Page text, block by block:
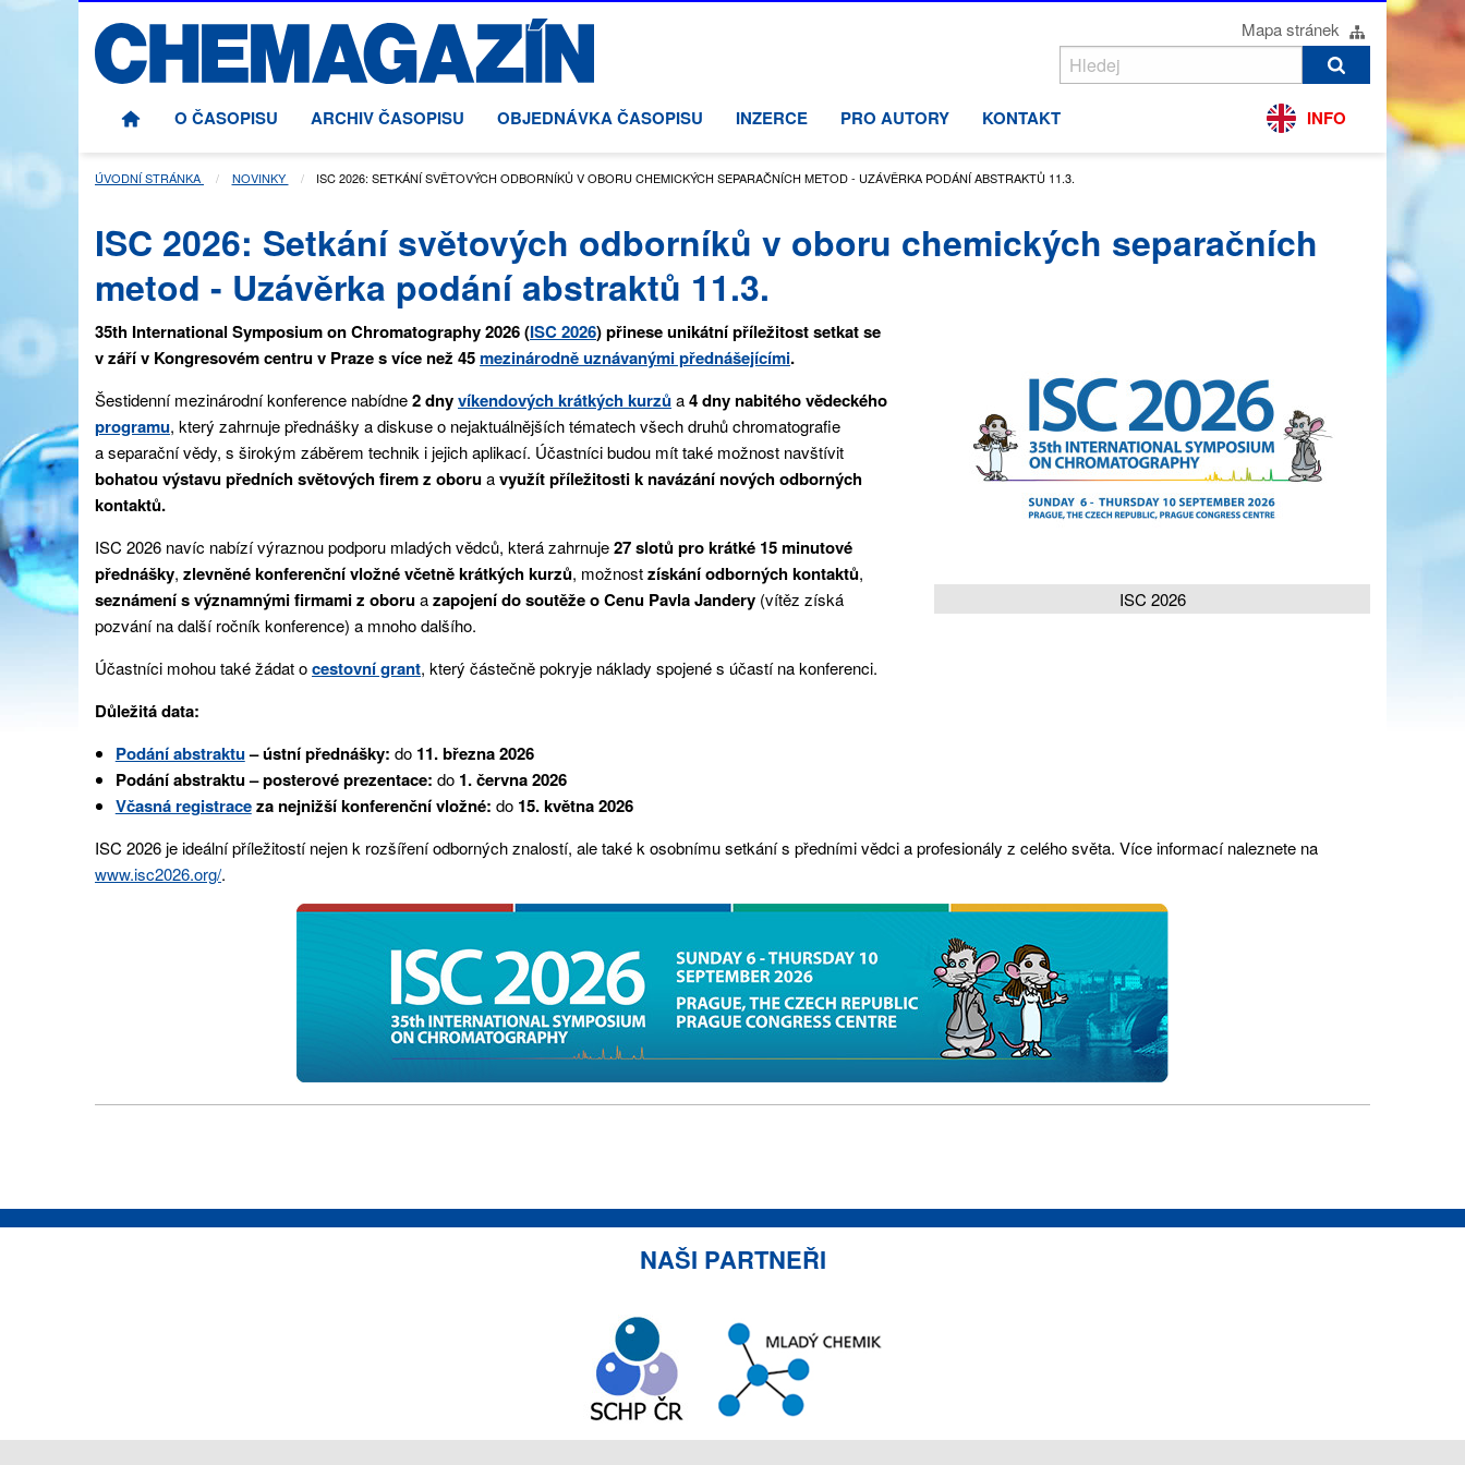
Mapa stránek
O ČASOPISU ARCHIV ČASOPISU OBJEDNÁVKA ČASOPISU INZERCE PRO AUTORY KONTAKT INFO
ÚVODNÍ STRÁNKA NOVINKY AKTUÁLNÍ STRÁNKA:
ISC 2026: SETKÁNÍ SVĚTOVÝCH ODBORNÍKŮ V OBORU CHEMICKÝCH SEPARAČNÍCH METOD - UZÁVĚRKA PODÁNÍ ABSTRAKTŮ 11.3.
ISC 2026: Setkání světových odborníků v oboru chemických separačních
metod - Uzávěrka podání abstraktů 11.3.
ISC 2026
35th International Symposium on Chromatography 2026 (ISC 2026) přinese unikátní příležitost setkat se
v září v Kongresovém centru v Praze s více než 45mezinárodně uznávanými přednášejícími.
Šestidenní mezinárodní konference nabídne2 dnyvíkendových krátkých kurzůa4 dny nabitého vědeckého
programu, který zahrnuje přednášky a diskuse o nejaktuálnějších tématech všech druhů chromatografie
a separační vědy, s širokým záběrem technik i jejich aplikací. Účastníci budou mít také možnost navštívit
bohatou výstavu předních světových firem z oboruavyužít příležitosti k navázání nových odborných
kontaktů.
ISC 2026 navíc nabízí výraznou podporu mladých vědců, která zahrnuje27 slotů pro krátké 15 minutové
přednášky, zlevněné konferenční vložné včetně krátkých kurzů, možnostzískání odborných kontaktů,
seznámení s významnými firmami z oboruazapojení do soutěže o Cenu Pavla Jandery (vítěz získá
pozvání na další ročník konference) a mnoho dalšího.
Účastníci mohou také žádat ocestovní grant, který částečně pokryje náklady spojené s účastí na konferenci.
Důležitá data:
Podání abstraktu– ústní přednášky: do 11. března 2026
Podání abstraktu – posterové prezentace: do 1. června 2026
Včasná registraceza nejnižší konferenční vložné: do 15. května 2026
ISC 2026 je ideální příležitostí nejen k rozšíření odborných znalostí, ale také k osobnímu setkání s předními vědci a profesionály z celého světa. Více informací naleznete na
www.isc2026.org/.
NAŠI PARTNEŘI